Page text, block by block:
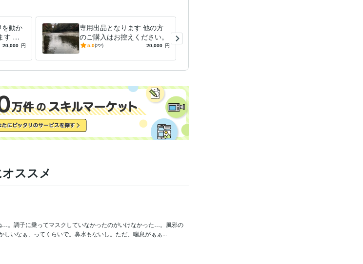
を動か
す 直
ても方
20,000 円
専用出品となります 他の方
のご購入はお控えください。
5.0(22) 20,000 円
ススメ
…。調子に乗ってマスクしていなかったのがいけなかった…。風邪の
いなぁ、ってくらいで。鼻水もないし。ただ、喘息がぁぁ...